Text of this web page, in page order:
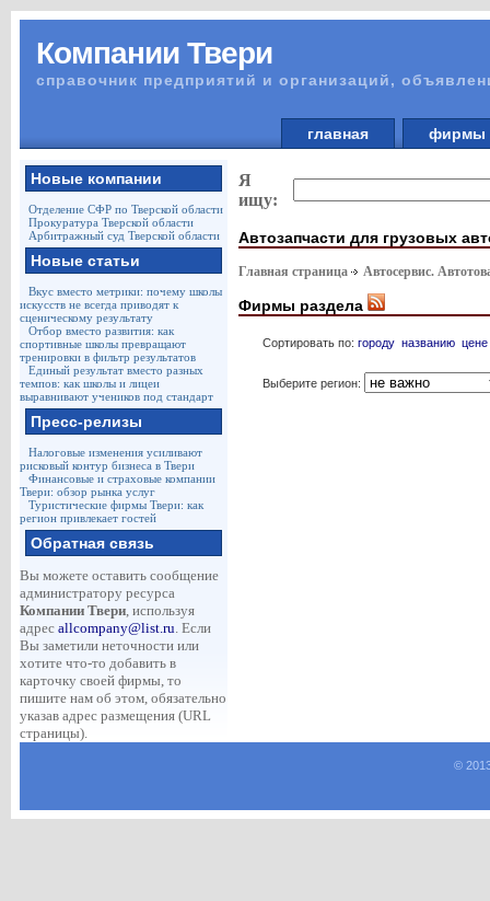
Компании Твери
справочник предприятий и организаций,
главная
Новые компании
Отделение СФР по Тверской области
Прокуратура Тверской области
Арбитражный суд Тверской области
Новые статьи
Вкус вместо метрики: почему школы
искусств не всегда приводят к
сценическому результату
Отбор вместо развития: как
спортивные школы превращают
тренировки в фильтр результатов
Единый результат вместо разных
темпов: как школы и лицеи
выравнивают учеников под стандарт
Пресс-релизы
Налоговые изменения усиливают
рисковый контур бизнеса в Твери
Финансовые и страховые компании
Твери: обзор рынка услуг
Туристические фирмы Твери: как
регион привлекает гостей
Обратная связь
Вы можете оставить сообщение
администратору ресурса
Компании Твери, используя
адрес allcompany@list.ru. Если
Вы заметили неточности или
хотите что-то добавить в
карточку своей фирмы, то
пишите нам об этом, обязательно
указав адрес размещения (URL
страницы).
Я
ищу:
Автозапчасти для грузовых
Главная страница Автосервис.
Фирмы раздела
Сортировать по: городу названию цене
Выберите регион:
©